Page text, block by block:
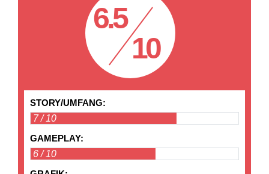
6.5
10
STORY/UMFANG:
GAMEPLAY: